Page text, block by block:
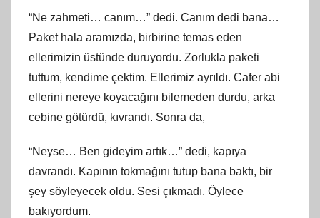
“Ne zahmeti… canım…” dedi. Canım dedi bana…
Paket hala aramızda, birbirine temas eden
ellerimizin üstünde duruyordu. Zorlukla paketi
tuttum, kendime çektim. Ellerimiz ayrıldı. Cafer abi
ellerini nereye koyacağını bilemeden durdu, arka
cebine götürdü, kıvrandı. Sonra da,
“Neyse… Ben gideyim artık…” dedi, kapıya
davrandı. Kapının tokmağını tutup bana baktı, bir
şey söyleyecek oldu. Sesi çıkmadı. Öylece
bakıyordum.